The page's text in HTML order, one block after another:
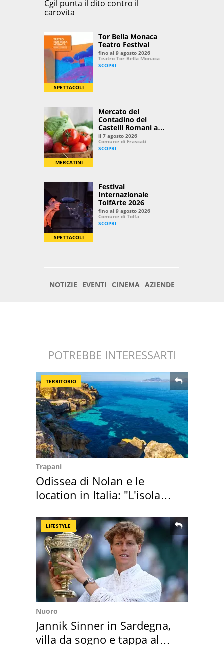
POTREBBE INTERESSARTI
TERRITORIO
Trapani
Odissea di Nolan e le
location in Italia: "L'isola
LIFESTYLE
Nuoro
Jannik Sinner in Sardegna,
villa da sogno e tappa al